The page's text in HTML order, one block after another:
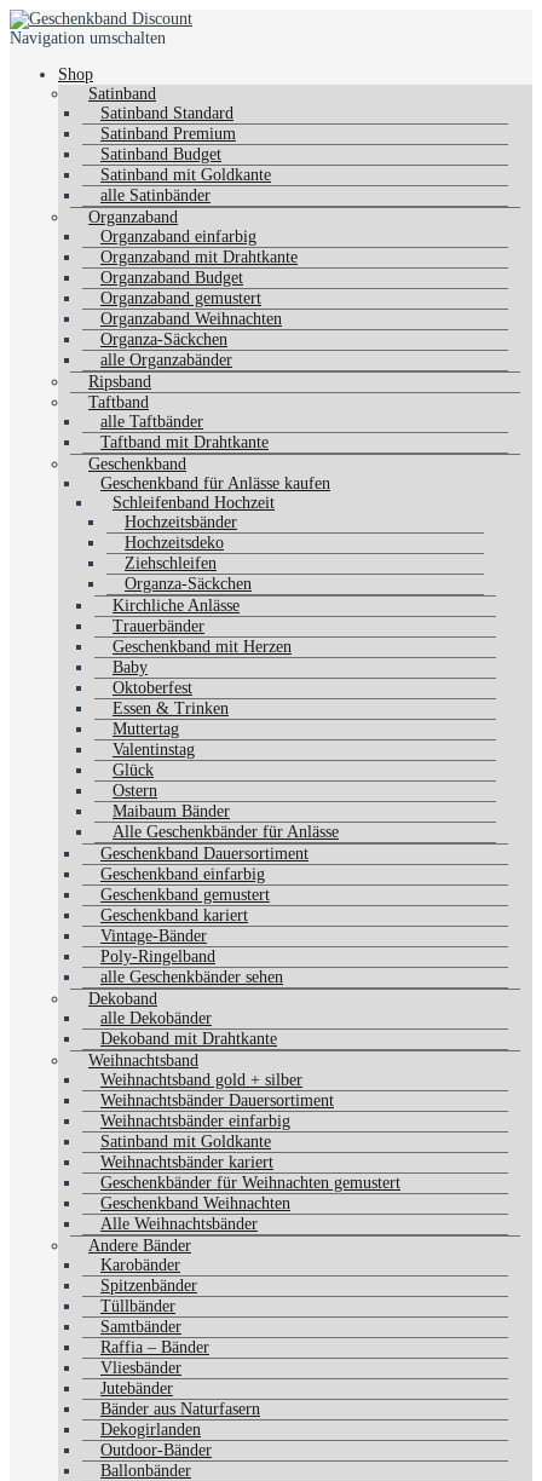
Navigation umschalten
Shop
Satinband
Satinband Standard
Satinband Premium
Satinband Budget
Satinband mit Goldkante
alle Satinbänder
Organzaband
Organzaband einfarbig
Organzaband mit Drahtkante
Organzaband Budget
Organzaband gemustert
Organzaband Weihnachten
Organza-Säckchen
alle Organzabänder
Ripsband
Taftband
alle Taftbänder
Taftband mit Drahtkante
Geschenkband
Geschenkband für Anlässe kaufen
Schleifenband Hochzeit
Hochzeitsbänder
Hochzeitsdeko
Ziehschleifen
Organza-Säckchen
Kirchliche Anlässe
Trauerbänder
Geschenkband mit Herzen
Baby
Oktoberfest
Essen & Trinken
Muttertag
Valentinstag
Glück
Ostern
Maibaum Bänder
Alle Geschenkbänder für Anlässe
Geschenkband Dauersortiment
Geschenkband einfarbig
Geschenkband gemustert
Geschenkband kariert
Vintage-Bänder
Poly-Ringelband
alle Geschenkbänder sehen
Dekoband
alle Dekobänder
Dekoband mit Drahtkante
Weihnachtsband
Weihnachtsband gold + silber
Weihnachtsbänder Dauersortiment
Weihnachtsbänder einfarbig
Satinband mit Goldkante
Weihnachtsbänder kariert
Geschenkbänder für Weihnachten gemustert
Geschenkband Weihnachten
Alle Weihnachtsbänder
Andere Bänder
Karobänder
Spitzenbänder
Tüllbänder
Samtbänder
Raffia – Bänder
Vliesbänder
Jutebänder
Bänder aus Naturfasern
Dekogirlanden
Outdoor-Bänder
Ballonbänder